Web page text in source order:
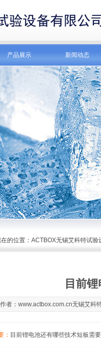
产品展示 新闻动态
的位置： ACTBOX无锡艾科特试验
目前
作者：www.actbox.com.cn无锡艾
： 目前锂电池还有哪些技术短板需